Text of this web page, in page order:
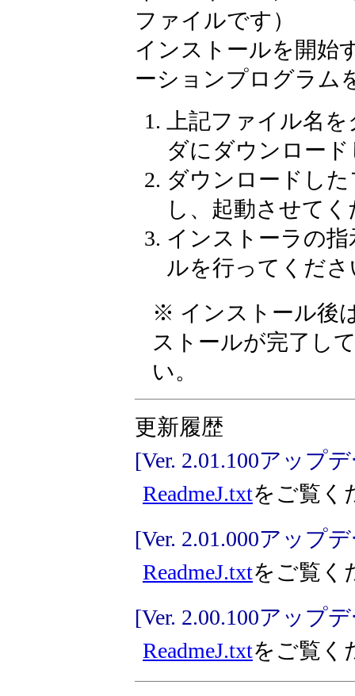
ファイルです）
インストールを開始
ーションプログラム
上記ファイル名
ダにダウンロー
ダウンロードし
し、起動させて
インストーラの
ルを行ってくださ
※ インストール後
ストールが完了し
い。
更新履歴
[Ver. 2.01.100アップ
ReadmeJ.txtをご覧く
[Ver. 2.01.000アップ
ReadmeJ.txtをご覧く
[Ver. 2.00.100アップ
ReadmeJ.txtをご覧く